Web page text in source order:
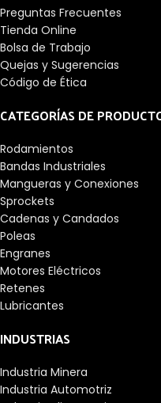
Preguntas Frecuentes
Tienda Online
Bolsa de Trabajo
Quejas y Sugerencias
Código de Ética
CATEGORÍAS DE
Rodamientos
Bandas Industriales
Mangueras y Conexiones
Sprockets
Cadenas y Candados
Poleas
Engranes
Motores Eléctricos
Retenes
Lubricantes
INDUSTRIAS
Industria Minera
Industria Automotriz